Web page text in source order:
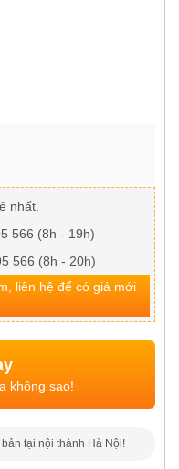
nhất.
566 (8h - 19h)
566 (8h - 20h)
liên hệ để có giá mới
không sao!
tại nội thành Hà Nội!